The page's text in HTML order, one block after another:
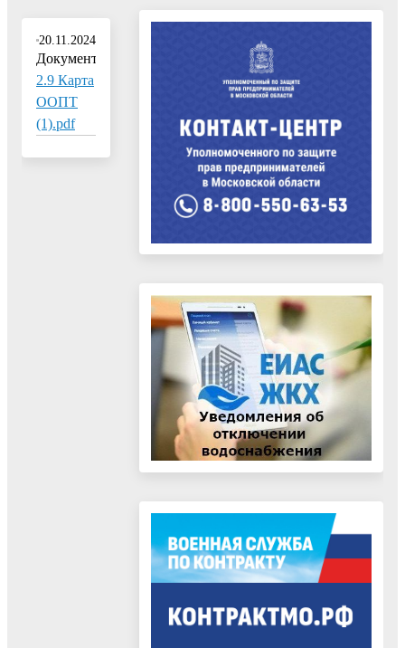
20.11.2024
Документ:
2.9 Карта
ООПТ
(1).pdf